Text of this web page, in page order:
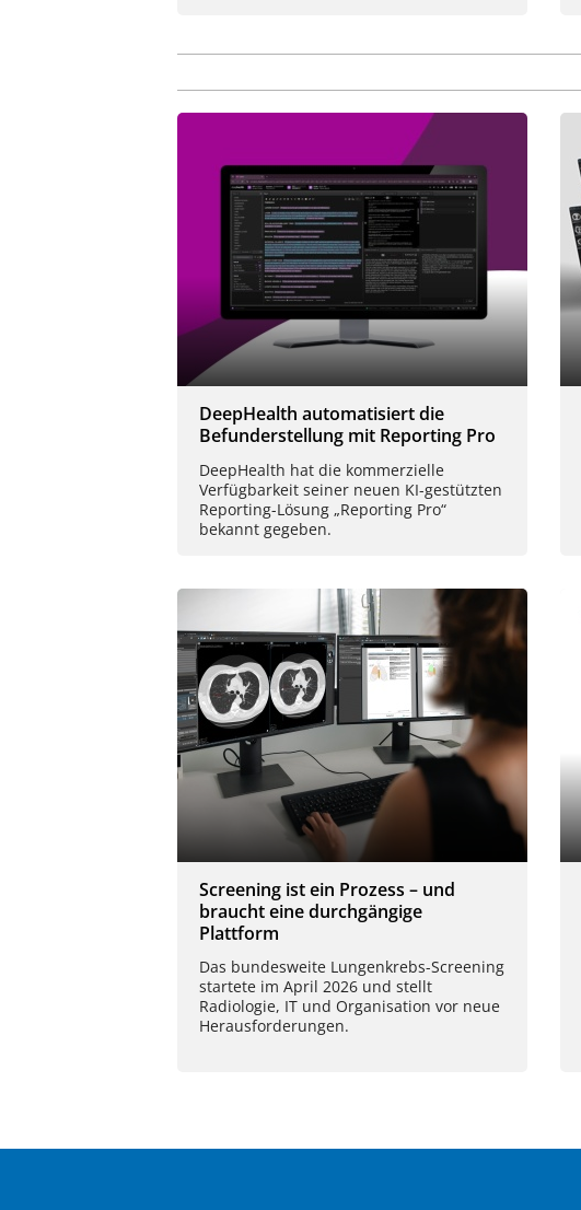
DeepHealth automatisiert die
Befunderstellung mit Reporting Pro
DeepHealth hat die kommerzielle
Verfügbarkeit seiner neuen KI-gestützten
Reporting-Lösung „Reporting Pro“
bekannt gegeben.
Screening ist ein Prozess – und
braucht eine durchgängige
Plattform
Das bundesweite Lungenkrebs-Screening
startete im April 2026 und stellt
Radiologie, IT und Organisation vor neue
Herausforderungen.